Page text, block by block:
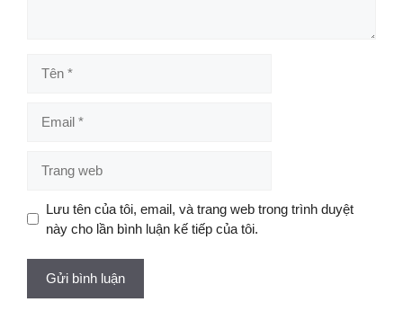
web
Lưu tên của tôi, email, và trang web trong trình duyệt
này cho lần bình luận kế tiếp của tôi.